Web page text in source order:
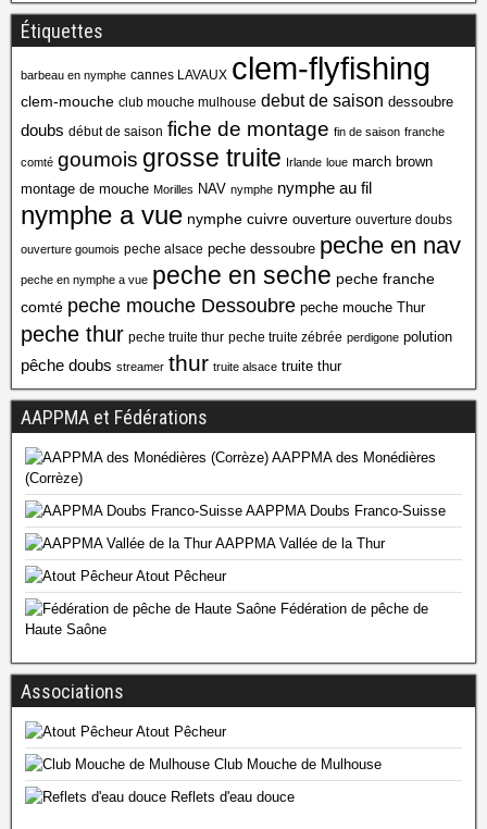
Étiquettes
barbeau en nymphe cannes LAVAUX clem-flyfishing
clem-mouche club mouche mulhouse debut de saison dessoubre
doubs début de saison fiche de montage fin de saison franche
comté goumois grosse truite Irlande loue march brown
montage de mouche Morilles NAV nymphe nymphe au fil
nymphe a vue nymphe cuivre ouverture ouverture doubs
ouverture goumois peche alsace peche dessoubre peche en nav
peche en nymphe a vue peche en seche peche franche
comté peche mouche Dessoubre peche mouche Thur
peche thur peche truite thur peche truite zébrée perdigone polution
pêche doubs streamer thur truite alsace truite thur
AAPPMA et Fédérations
AAPPMA des Monédières
(Corrèze)
AAPPMA Doubs Franco-Suisse
AAPPMA Vallée de la Thur
Atout Pêcheur
Fédération de pêche de
Haute Saône
Associations
Atout Pêcheur
Club Mouche de Mulhouse
Reflets d'eau douce